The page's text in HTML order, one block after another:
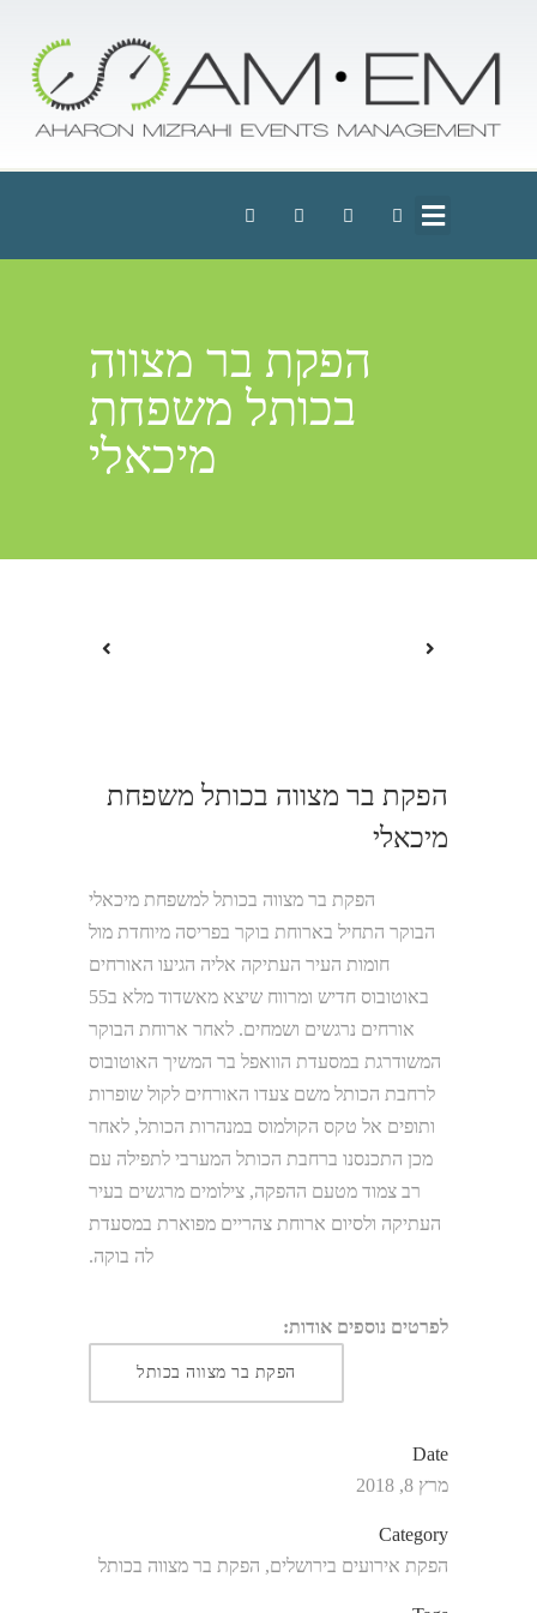
הפקת בר מצווה
בכותל משפחת
מיכאלי
הפקת בר מצווה בכותל משפחת
מיכאלי
הפקת בר מצווה בכותל למשפחת מיכאלי
הבוקר התחיל בארוחת בוקר בפריסה מיוחדת מול
חומות העיר העתיקה אליה הגיעו האורחים
באוטובוס חדיש ומרווח שיצא מאשדוד מלא ב55
אורחים נרגשים ושמחים. לאחר ארוחת הבוקר
המשודרגת במסעדת הוואפל בר המשיך האוטובוס
לרחבת הכותל משם צעדו האורחים לקול שופרות
ותופים אל טקס הקולמוס במנהרות הכותל, לאחר
מכן התכנסנו ברחבת הכותל המערבי לתפילה עם
רב צמוד מטעם ההפקה, צילומים מרגשים בעיר
העתיקה ולסיום ארוחת צהריים מפוארת במסעדת
לה בוקה.
לפרטים נוספים אודות:
הפקת בר מצווה בכותל
Date
מרץ 8, 2018
Category
הפקת אירועים בירושלים, הפקת בר מצווה בכותל